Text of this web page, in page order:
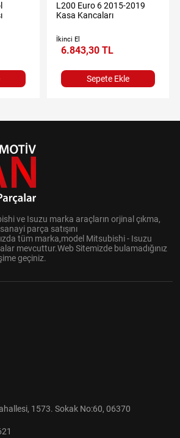
L200 Euro 6 2015-2019
Kasa Kancaları
İkinci El
6.843,30 TL
Sepete Ekle
ve Isuzu marka araçların orjinal çıkma,
parça satışını
tüm marka,model Mitsubishi - Isuzu
mevcuttur.Web Sitemizde bulamadığınız
geçiniz.
1573. Sokak No:60, 06370